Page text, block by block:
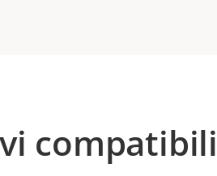
compatibili